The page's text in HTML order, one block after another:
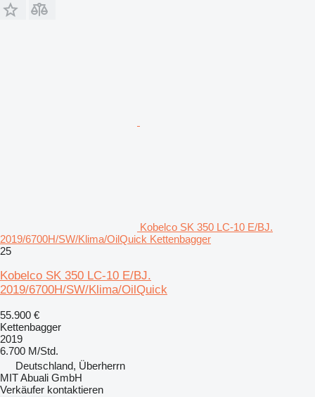
Kobelco SK 350 LC-10 E/BJ.
2019/6700H/SW/Klima/OilQuick Kettenbagger
25
Kobelco SK 350 LC-10 E/BJ.
2019/6700H/SW/Klima/OilQuick
55.900 €
Kettenbagger
2019
6.700 M/Std.
Deutschland, Überherrn
MIT Abuali GmbH
Verkäufer kontaktieren